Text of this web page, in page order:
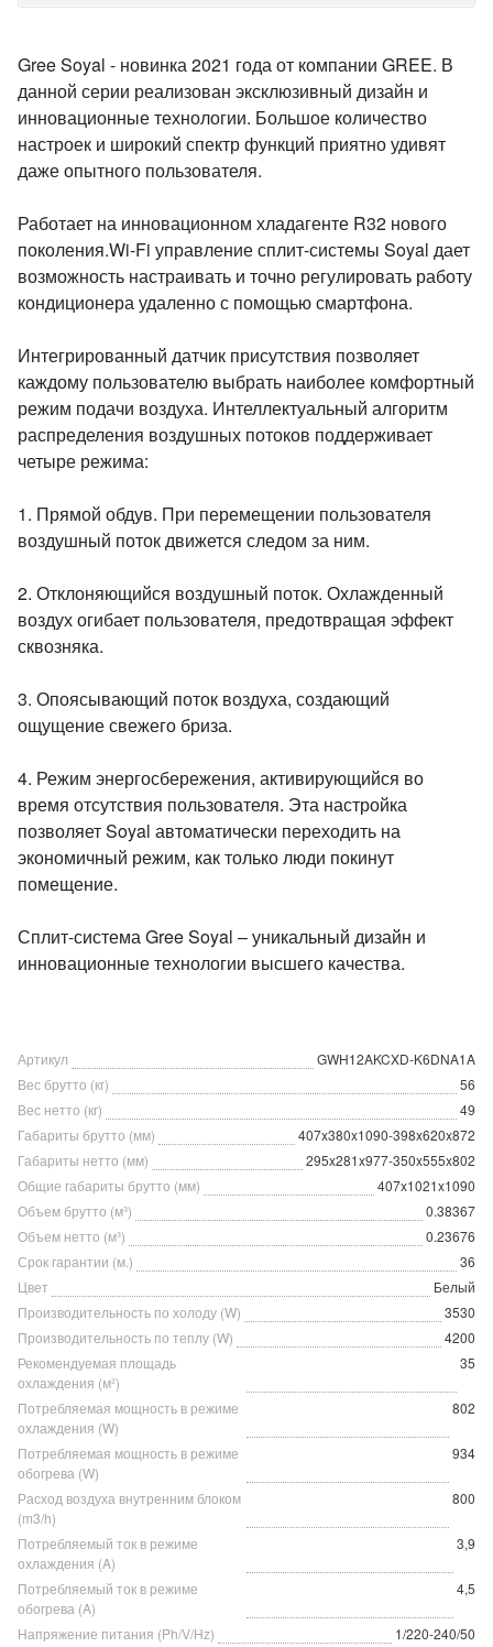
Gree Soyal - новинка 2021 года от компании GREE. В
данной серии реализован эксклюзивный дизайн и
инновационные технологии. Большое количество
настроек и широкий спектр функций приятно удивят
даже опытного пользователя.
Работает на инновационном хладагенте R32 нового
поколения.Wi-Fi управление сплит-системы Soyal дает
возможность настраивать и точно регулировать работу
кондиционера удаленно с помощью смартфона.
Интегрированный датчик присутствия позволяет
каждому пользователю выбрать наиболее комфортный
режим подачи воздуха. Интеллектуальный алгоритм
распределения воздушных потоков поддерживает
четыре режима:
1. Прямой обдув. При перемещении пользователя
воздушный поток движется следом за ним.
2. Отклоняющийся воздушный поток. Охлажденный
воздух огибает пользователя, предотвращая эффект
сквозняка.
3. Опоясывающий поток воздуха, создающий
ощущение свежего бриза.
4. Режим энергосбережения, активирующийся во
время отсутствия пользователя. Эта настройка
позволяет Soyal автоматически переходить на
экономичный режим, как только люди покинут
помещение.
Сплит-система Gree Soyal – уникальный дизайн и
инновационные технологии высшего качества.
Артикул
GWH12AKCXD-K6DNA1A
Вес брутто (кг)
56
Вес нетто (кг)
49
Габариты брутто (мм)
407x380x1090-398x620x872
Габариты нетто (мм)
295x281x977-350x555x802
Общие габариты брутто (мм)
407x1021x1090
Объем брутто (м³)
0.38367
Объем нетто (м³)
0.23676
Срок гарантии (м.)
36
Цвет
Белый
Производительность по холоду (W)
3530
Производительность по теплу (W)
4200
Рекомендуемая площадь
охлаждения (м²)
35
Потребляемая мощность в режиме
охлаждения (W)
802
Потребляемая мощность в режиме
обогрева (W)
934
Расход воздуха внутренним блоком
(m3/h)
800
Потребляемый ток в режиме
охлаждения (A)
3,9
Потребляемый ток в режиме
обогрева (A)
4,5
Напряжение питания (Ph/V/Hz)
1/220-240/50